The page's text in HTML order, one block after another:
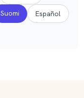
Suomi Español